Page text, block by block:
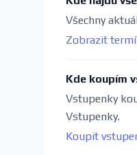
Všechny
Zobrazit
Kde koupím
Vstupenky
Vstupenky.
Koupit